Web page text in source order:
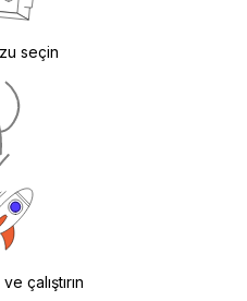
seçin
çalıştırın